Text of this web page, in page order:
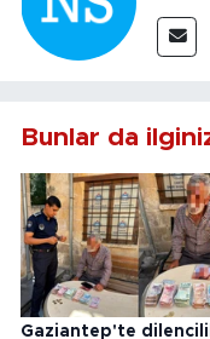
Bunlar da
Gaziantep'te